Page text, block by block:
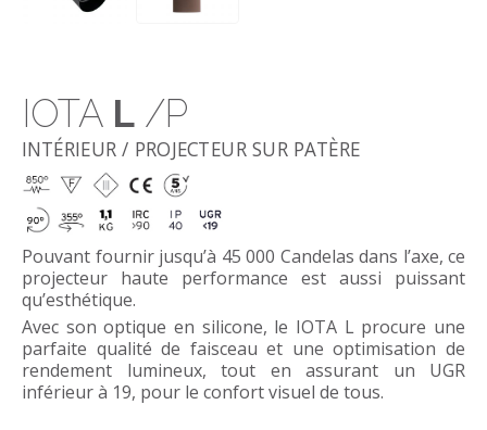
IOTA L/P
INTÉRIEUR / PROJECTEUR SUR PATÈRE
Pouvant fournir jusqu’à 45 000 Candelas dans l’axe, ce
projecteur haute performance est aussi puissant
qu’esthétique.
Avec son optique en silicone, le IOTA L procure une
parfaite qualité de faisceau et une optimisation de
rendement lumineux, tout en assurant un UGR
inférieur à 19, pour le confort visuel de tous.